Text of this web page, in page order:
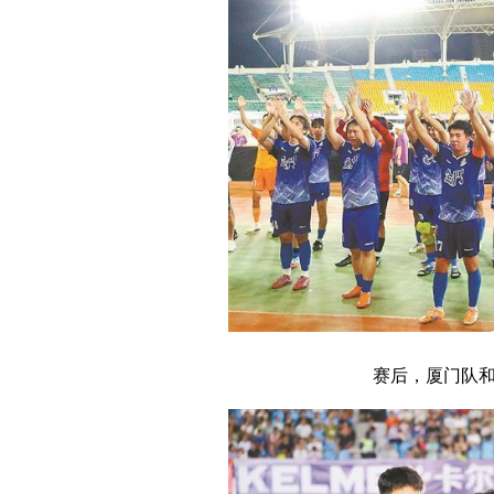
赛后，厦门队